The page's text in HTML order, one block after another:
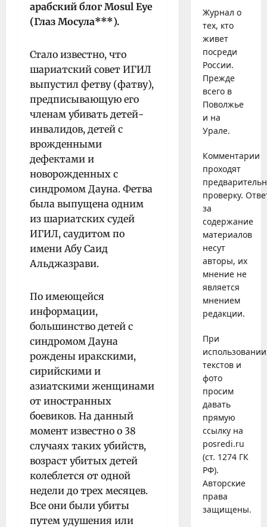
арабский блог Mosul Eye
(Глаз Мосула***).
Стало известно, что
шариатский совет ИГИЛ
выпустил фетву (фатву),
предписывающую его
членам убивать детей-
инвалидов, детей с
врожденными
дефектами и
новорожденных с
синдромом Дауна. Фетва
была выпущена одним
из шариатских судей
ИГИЛ, саудитом по
имени Абу Саид
Альджазрави.
По имеющейся
информации,
большинство детей с
синдромом Дауна
рождены иракскими,
сирийскими и
азиатскими женщинами
от иностранных
боевиков. На данный
момент известно о 38
случаях таких убийств,
возраст убитых детей
колеблется от одной
недели до трех месяцев.
Все они были убиты
путем удушения или
Журнал о
тех, кто
живет
посреди
России.
Прежде
всего в
Поволжье
и на
Урале.
Комментарии
проходят
проверку.
за
содержание
материалов
несут
авторы, их
мнение не
является
мнением
редакции.
При
использовании
текстов и
фото
просим
давать
прямую
ссылку на
posredi.ru
(ст. 1274 ГК
РФ).
Авторские
права
защищены.